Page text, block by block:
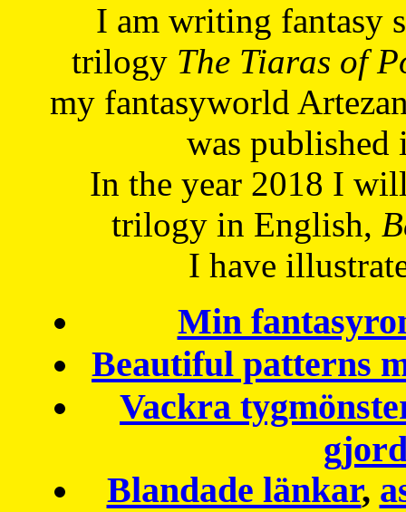
I am writing fantasy
trilogy The Tiaras of
my fantasyworld
was published
In the year 2018 I
trilogy in English,
I have
Min
Beautiful patterns
Vackra
Blandade länkar,